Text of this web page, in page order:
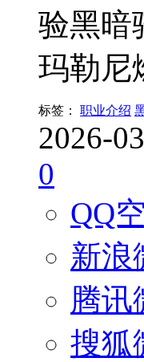
验黑暗
玛勒尼
标签： 职业介绍
2026-
0
QQ
新浪
腾讯
搜狐